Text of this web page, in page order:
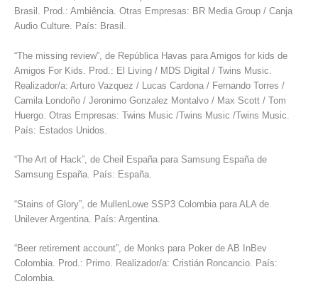
Brasil. Prod.: Ambiência. Otras Empresas: BR Media Group / Canja
Audio Culture. País: Brasil.
“The missing review”, de República Havas para Amigos for kids de
Amigos For Kids. Prod.: El Living / MDS Digital / Twins Music.
Realizador/a: Arturo Vazquez / Lucas Cardona / Fernando Torres /
Camila Londoño / Jeronimo Gonzalez Montalvo / Max Scott / Tom
Huergo. Otras Empresas: Twins Music /Twins Music /Twins Music.
País: Estados Unidos.
“The Art of Hack”, de Cheil España para Samsung España de
Samsung España. País: España.
“Stains of Glory”, de MullenLowe SSP3 Colombia para ALA de
Unilever Argentina. País: Argentina.
“Beer retirement account”, de Monks para Poker de AB InBev
Colombia. Prod.: Primo. Realizador/a: Cristián Roncancio. País:
Colombia.